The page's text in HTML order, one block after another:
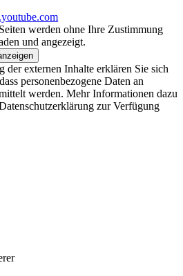
werden ohne Ihre Zustimmung
und angezeigt.
externen Inhalte erklären Sie sich
personenbezogene Daten an
werden. Mehr Informationen dazu
zur Verfügung